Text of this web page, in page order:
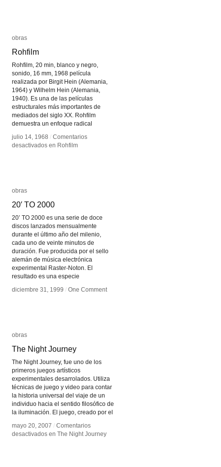
obras
Rohfilm
Rohfilm, 20 min, blanco y negro,
sonido, 16 mm, 1968 película
realizada por Birgit Hein (Alemania,
1964) y Wilhelm Hein (Alemania,
1940). Es una de las películas
estructurales más importantes de
mediados del siglo XX. Rohfilm
demuestra un enfoque radical
julio 14, 1968 / Comentarios
desactivados en Rohfilm
obras
Rohfilm
julio 14, 1968 / Comentarios
desactivados en Rohfilm
obras
20′ TO 2000
20’ TO 2000 es una serie de doce
discos lanzados mensualmente
durante el último año del milenio,
cada uno de veinte minutos de
duración. Fue producida por el sello
alemán de música electrónica
experimental Raster-Noton. El
resultado es una especie
diciembre 31, 1999 / One Comment
obras
20′ TO 2000
diciembre 31, 1999 / One Comment
obras
The Night Journey
The Night Journey, fue uno de los
primeros juegos artísticos
experimentales desarrolados. Utiliza
técnicas de juego y video para contar
la historia universal del viaje de un
individuo hacia el sentido filosófico de
la iluminación. El juego, creado por el
mayo 20, 2007 / Comentarios
desactivados en The Night Journey
obras
The Night Journey
mayo 20, 2007 / Comentarios
desactivados en The Night Journey